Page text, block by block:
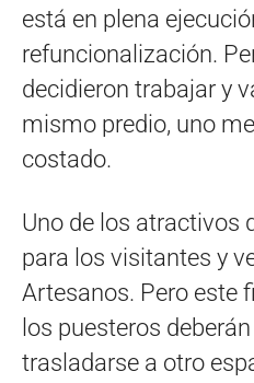
está en plena
refuncionalización.
decidieron trabajar y
mismo predio, uno
costado.
Uno de los atractivos
para los visitantes y
Artesanos. Pero este
los puesteros
trasladarse a otro